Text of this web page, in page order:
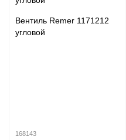
Вентиль Remer 1171212
угловой
168143